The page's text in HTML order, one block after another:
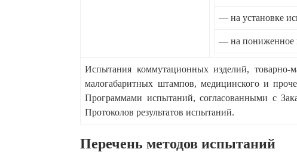
— на установке
— на пониженное
Испытания коммутационных изделий, товарно-
малогабаритных штампов, медицинского и
Программами испытаний, согласованными с
Протоколов результатов испытаний.
Перечень методов испытаний